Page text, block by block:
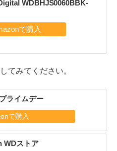
WDBHJS0060BBK-
てみてください。
ライムデー
で購入
WDストア